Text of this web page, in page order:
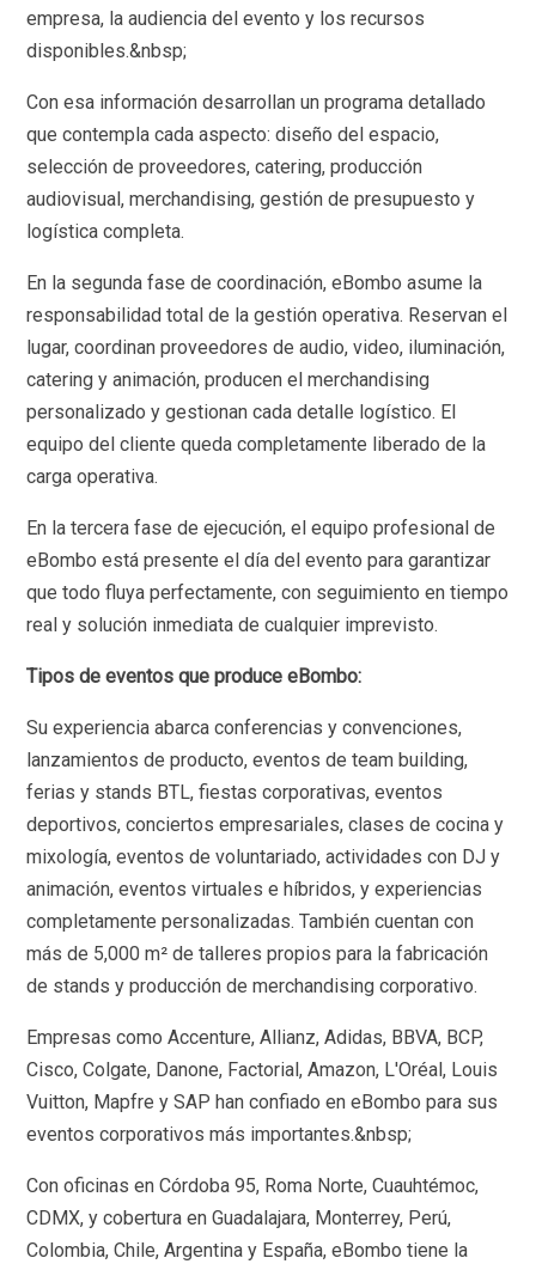
empresa, la audiencia del evento y los recursos
disponibles.&nbsp;
Con esa información desarrollan un programa detallado
que contempla cada aspecto: diseño del espacio,
selección de proveedores, catering, producción
audiovisual, merchandising, gestión de presupuesto y
logística completa.
En la segunda fase de coordinación, eBombo asume la
responsabilidad total de la gestión operativa. Reservan el
lugar, coordinan proveedores de audio, video, iluminación,
catering y animación, producen el merchandising
personalizado y gestionan cada detalle logístico. El
equipo del cliente queda completamente liberado de la
carga operativa.
En la tercera fase de ejecución, el equipo profesional de
eBombo está presente el día del evento para garantizar
que todo fluya perfectamente, con seguimiento en tiempo
real y solución inmediata de cualquier imprevisto.
Tipos de eventos que produce eBombo:
Su experiencia abarca conferencias y convenciones,
lanzamientos de producto, eventos de team building,
ferias y stands BTL, fiestas corporativas, eventos
deportivos, conciertos empresariales, clases de cocina y
mixología, eventos de voluntariado, actividades con DJ y
animación, eventos virtuales e híbridos, y experiencias
completamente personalizadas. También cuentan con
más de 5,000 m² de talleres propios para la fabricación
de stands y producción de merchandising corporativo.
Empresas como Accenture, Allianz, Adidas, BBVA, BCP,
Cisco, Colgate, Danone, Factorial, Amazon, L'Oréal, Louis
Vuitton, Mapfre y SAP han confiado en eBombo para sus
eventos corporativos más importantes.&nbsp;
Con oficinas en Córdoba 95, Roma Norte, Cuauhtémoc,
CDMX, y cobertura en Guadalajara, Monterrey, Perú,
Colombia, Chile, Argentina y España, eBombo tiene la